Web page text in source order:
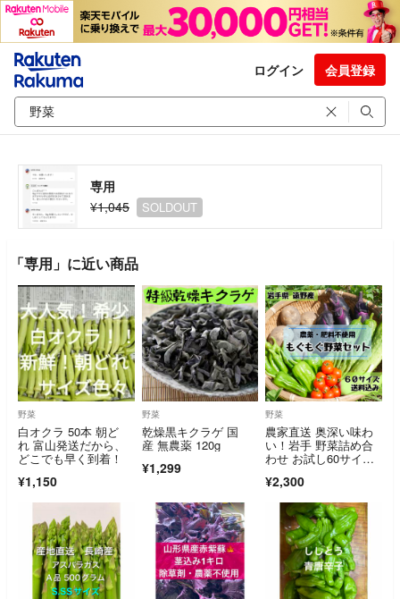
ログイン 会員登録
専用
¥1,045
SOLDOUT
「専用」に近い商品
野菜
白オクラ 50本 朝ど
れ 富山発送だから、
どこでも早く到着！
¥1,150
野菜
乾燥黒キクラゲ 国
産 無農薬 120g
¥1,299
野菜
農家直送 奥深い味わ
い！岩手 野菜詰め合
わせ お試し60サイ
使用》
¥2,300